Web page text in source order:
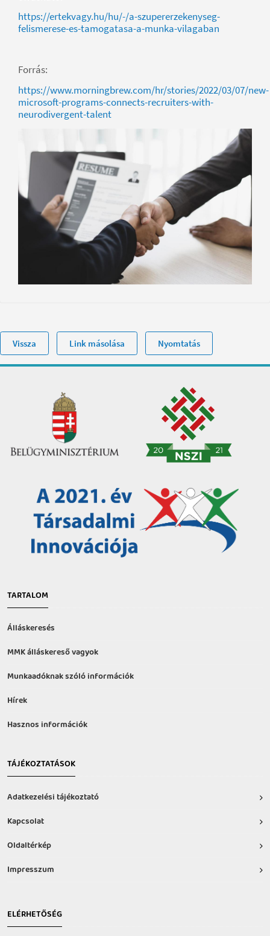
https://ertekvagy.hu/hu/-/a-szupererzekenyseg-
felismerese-es-tamogatasa-a-munka-vilagaban
Forrás:
https://www.morningbrew.com/hr/stories/2022/03/07/new-
microsoft-programs-connects-recruiters-with-
neurodivergent-talent
Vissza Link másolása Nyomtatás
TARTALOM
Álláskeresés
MMK álláskereső vagyok
Munkaadóknak szóló információk
Hírek
Hasznos információk
TÁJÉKOZTATÁSOK
Adatkezelési tájékoztató
Kapcsolat
Oldaltérkép
Impresszum
ELÉRHETŐSÉG